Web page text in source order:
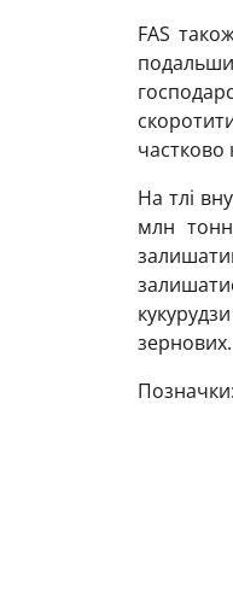
FAS
частково
На тлі
млн
зернових.
Позначки: